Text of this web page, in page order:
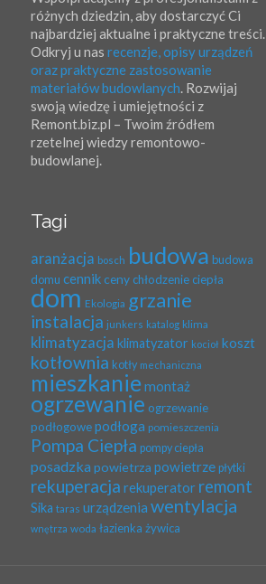
różnych dziedzin, aby dostarczyć Ci
najbardziej aktualne i praktyczne treści.
Odkryj u nas recenzje, opisy urządzeń
oraz praktyczne zastosowanie
materiałów budowlanych. Rozwijaj
swoją wiedzę i umiejętności z
Remont.biz.pl – Twoim źródłem
rzetelnej wiedzy remontowo-
budowlanej.
Tagi
aranżacja bosch budowa budowa
domu cennik ceny chłodzenie ciepła
dom Ekologia grzanie
instalacja junkers katalog klima
klimatyzacja klimatyzator kocioł koszt
kotłownia kotły mechaniczna
mieszkaniemontaż
ogrzewanie ogrzewanie
podłogowe podłoga pomieszczenia
Pompa Ciepła pompy ciepła
posadzka powietrza powietrze płytki
rekuperacja rekuperator remont
Sika taras urządzenia wentylacja
wnętrza woda łazienka żywica